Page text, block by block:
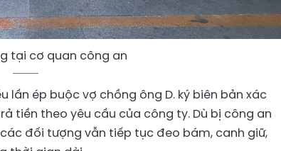
tại cơ quan công an
lần ép buộc vợ chồng ông D. ký biên bản xác
tiền theo yêu cầu của công ty. Dù bị công an
đối tượng vẫn tiếp tục đeo bám, canh giữ,